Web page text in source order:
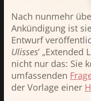
Nach nunmehr
Ankündigung ist
Entwurf
Ulisses’ „Extended
nicht nur das: Sie
umfassenden
der Vorlage einer